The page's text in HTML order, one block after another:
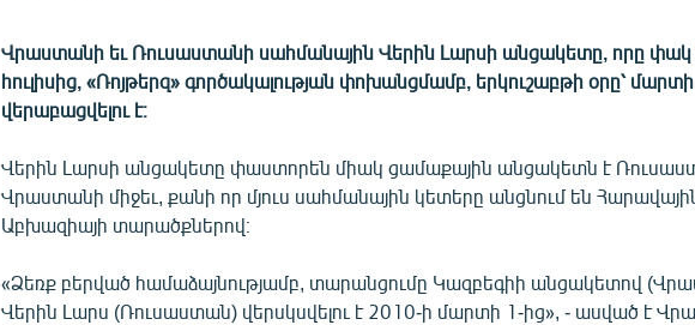
Վրաստանի եւ Ռուսաստանի սահմանային Վերին Լարսի անցակետը, որը փակ
հուլիսից, «Ռոյթերզ» գործակալության փոխանցմամբ, երկուշաբթի օրը՝
վերաբացվելու է։
Վերին Լարսի անցակետը փաստորեն միակ ցամաքային անցակետն է
Վրաստանի միջեւ, քանի որ մյուս սահմանային կետերը անցնում են
Աբխազիայի տարածքներով։
«Ձեռք բերված համաձայնությամբ, տարանցումը Կազբեգիի անցակետով
Վերին Լարս (Ռուսաստան) վերսկսվելու է 2010-ի մարտի 1-ից», - ասված է